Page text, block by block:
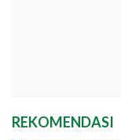
REKOMENDASI